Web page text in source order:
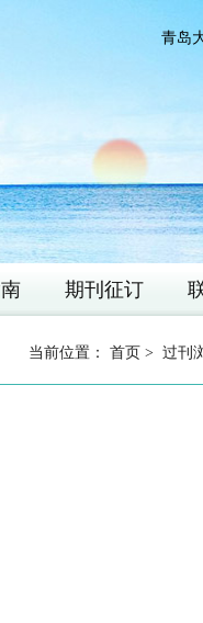
青岛
期刊征订
当前位置： 首页 > 过刊